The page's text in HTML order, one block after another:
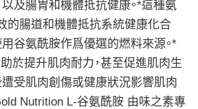
及腸胃和機體抵抗健康。*這種氨
的腸道和機體抵抗系統健康化合
谷氨酰胺作爲優選的燃料來源。*
於提升肌肉耐力，甚至促進肌肉生
遭受肌肉創傷或健康狀況影響肌肉
Nutrition L-谷氨酰胺 由味之素專